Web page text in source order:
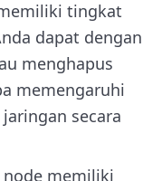
tingkat
dapat dengan
menghapus
memengaruhi
secara
node memiliki